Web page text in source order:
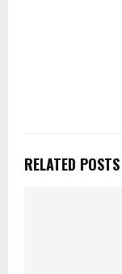
RELATED POSTS